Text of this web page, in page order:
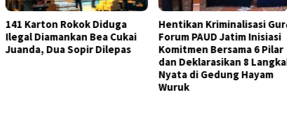
Hentikan Kriminalisasi Guru,
Forum PAUD Jatim Inisiasi
Komitmen Bersama 6 Pilar
Pemkot Surabaya
Direksi Perumda Air Minum
Surya Sembada Periode
2026–2029